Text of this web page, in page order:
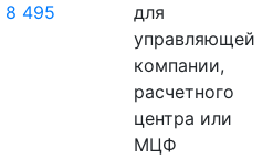
8 495
для
управляющей
компании,
расчетного
центра или
МЦФ